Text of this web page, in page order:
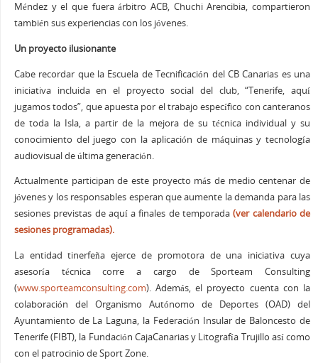
Méndez y el que fuera árbitro ACB, Chuchi Arencibia, compartieron
también sus experiencias con los jóvenes.
Un proyecto ilusionante
Cabe recordar que la Escuela de Tecnificación del CB Canarias es una
iniciativa incluida en el proyecto social del club, “Tenerife, aquí
jugamos todos”, que apuesta por el trabajo específico con canteranos
de toda la Isla, a partir de la mejora de su técnica individual y su
conocimiento del juego con la aplicación de máquinas y tecnología
audiovisual de última generación.
Actualmente participan de este proyecto más de medio centenar de
jóvenes y los responsables esperan que aumente la demanda para las
sesiones previstas de aquí a finales de temporada(ver calendario de
sesiones programadas).
La entidad tinerfeña ejerce de promotora de una iniciativa cuya
asesoría técnica corre a cargo de Sporteam Consulting
(www.sporteamconsulting.com). Además, el proyecto cuenta con la
colaboración del Organismo Autónomo de Deportes (OAD) del
Ayuntamiento de La Laguna, la Federación Insular de Baloncesto de
Tenerife (FIBT), la Fundación CajaCanarias y Litografía Trujillo así como
con el patrocinio de Sport Zone.